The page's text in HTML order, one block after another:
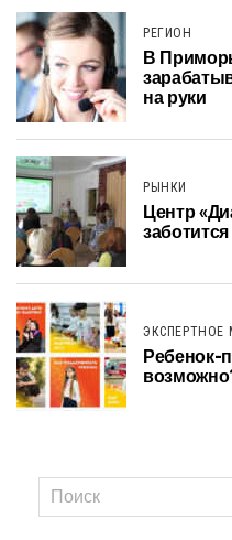
РЕГИОН
В
на руки
РЫНКИ
Центр
ЭКСПЕРТНОЕ
Ребенок-